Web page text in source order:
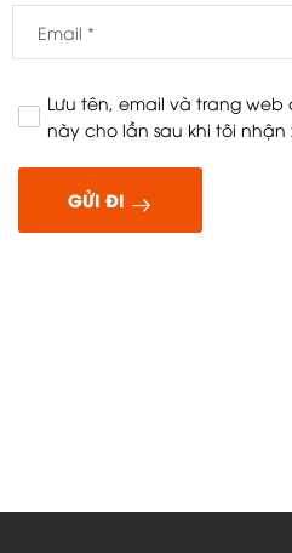
Lưu tên, email và trang
này cho lần sau khi tôi nhận
GỬI ĐI